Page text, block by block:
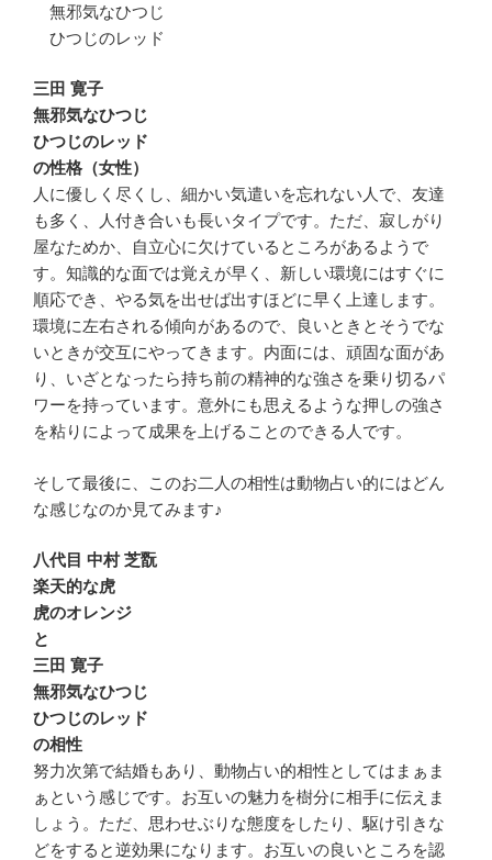
無邪気なひつじ
ひつじのレッド
三田 寛子
無邪気なひつじ
ひつじのレッド
の性格（女性）
人に優しく尽くし、細かい気遣いを忘れない人で、友達
も多く、人付き合いも長いタイプです。ただ、寂しがり
屋なためか、自立心に欠けているところがあるようで
す。知識的な面では覚えが早く、新しい環境にはすぐに
順応でき、やる気を出せば出すほどに早く上達します。
環境に左右される傾向があるので、良いときとそうでな
いときが交互にやってきます。内面には、頑固な面があ
り、いざとなったら持ち前の精神的な強さを乗り切るパ
ワーを持っています。意外にも思えるような押しの強さ
を粘りによって成果を上げることのできる人です。
そして最後に、このお二人の相性は動物占い的にはどん
な感じなのか見てみます♪
八代目 中村 芝翫
楽天的な虎
虎のオレンジ
と
三田 寛子
無邪気なひつじ
ひつじのレッド
の相性
努力次第で結婚もあり、動物占い的相性としてはまぁま
ぁという感じです。お互いの魅力を樹分に相手に伝えま
しょう。ただ、思わせぶりな態度をしたり、駆け引きな
どをすると逆効果になります。お互いの良いところを認